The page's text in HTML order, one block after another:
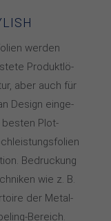
wer­den
Pro­dukt­lö­
aber auch für
De­sign ein­ge­
bes­ten Plot­
Be­dru­ckung
wie z. B.
der Me­tal­
Be­reich.